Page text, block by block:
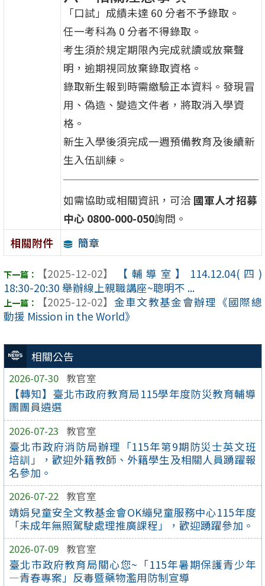
相關公告
2026-07-30 教官室
【轉知】臺北市政府教育局115學年度防災教育輔導
團團員遴選
2026-07-23 教官室
臺北市政府消防局辦理「115年第9期防災士英文班
培訓」，歡迎外籍教師、外籍學生及相關人員踴躍報
名參加。
2026-07-22 教官室
靖娟兒童安全文教基金會OK繃兒童服務中心115年度
「未成年無照駕駛處理推廣課程」，歡迎踴躍參加。
2026-07-09 教官室
臺北市政府教育局關心您~「115年暑期保護青少年
—青春專案」反毒暨藥物濫用防制宣導
「口試」成績未達 60 分者不予錄取。
任一考科為 0 分者不得錄取。
考生須於規定期限內完成就讀或放棄聲
明，逾期視同放棄錄取資格。
錄取新生報到時需繳驗正本資料。發現冒
用、偽造、變造文件者，將取消入學資
格。
新生入學後須完成一週預備教育及後續新
生入伍訓練。
如需協助或相關資訊，可洽 國軍人才招募
中心 0800-000-050詢問。
相關附件
簡章
【2025-12-02】
【輔導室】114.12.04(四)
18:30-20:30 舉辦線上親職講座~聰明不 ...
【2025-12-02】 金車文教基金會辦理《國際總
動援 Mission in the World》